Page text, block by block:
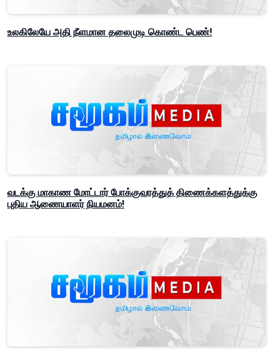
உலகிலேயே அதி நீளமான தலைமுடி கொண்ட பெண்!
வடக்கு மாகாண மோட்டார் போக்குவரத்துத் திணைக்களத்துக்கு
புதிய ஆணையாளர் நியமனம்!